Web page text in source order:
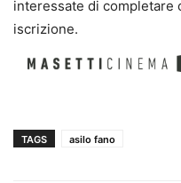
interessate di completare
iscrizione.
TAGS asilo fano